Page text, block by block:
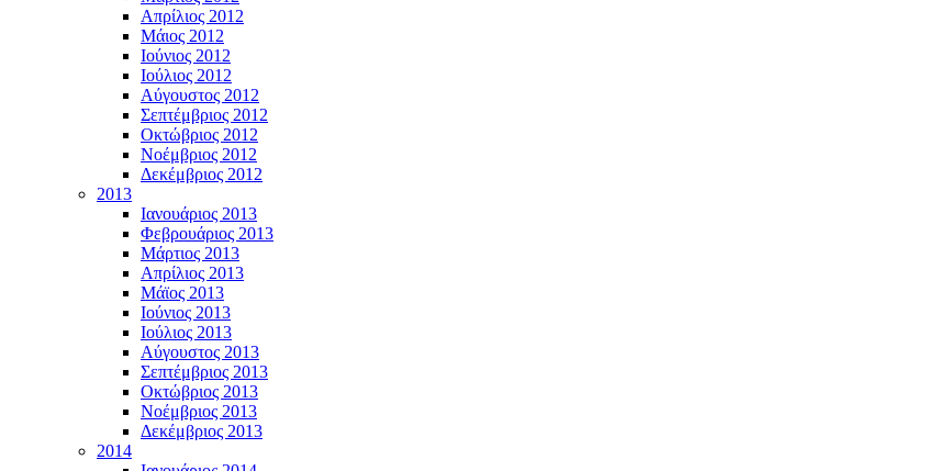
Απρίλιος 2012
Μάιος 2012
Ιούνιος 2012
Ιούλιος 2012
Αύγουστος 2012
Σεπτέμβριος 2012
Οκτώβριος 2012
Νοέμβριος 2012
Δεκέμβριος 2012
2013
Ιανουάριος 2013
Φεβρουάριος 2013
Μάρτιος 2013
Απρίλιος 2013
Μάϊος 2013
Ιούνιος 2013
Ιούλιος 2013
Αύγουστος 2013
Σεπτέμβριος 2013
Οκτώβριος 2013
Νοέμβριος 2013
Δεκέμβριος 2013
2014